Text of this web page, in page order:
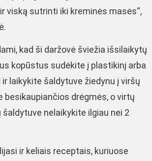
viską sutrinti iki kreminės masės“,
kad ši daržovė šviežia išsilaikytų
kopūstus sudėkite į plastikinį arba
laikykite šaldytuve žiedynu į viršų
besikaupiančios drėgmės, o virtų
nelaikykite ilgiau nei 2
ir keliais receptais, kuriuose